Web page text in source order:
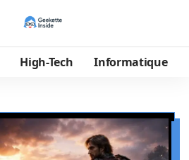
High-Tech Informatique